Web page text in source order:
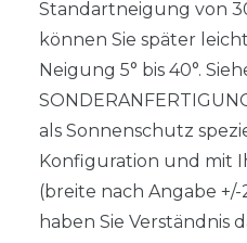
Standartneigung von
können Sie später
Neigung 5° bis 40°.
als Sonnenschutz
Konfiguration und mit
(breite nach Angabe
haben Sie Verständnis